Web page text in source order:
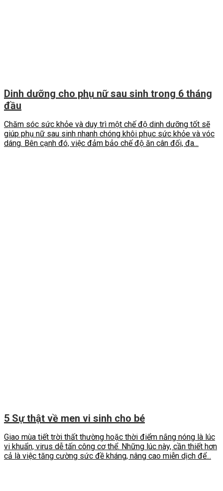
Dinh dưỡng cho phụ nữ sau sinh trong 6 tháng
đầu
Chăm sóc sức khỏe và duy trì một chế độ dinh dưỡng tốt sẽ
giúp phụ nữ sau sinh nhanh chóng khôi phục sức khỏe và vóc
dáng. Bên cạnh đó, việc đảm bảo chế độ ăn cân đối, đa...
5 Sự thật về men vi sinh cho bé
Giao mùa tiết trời thất thường hoặc thời điểm nắng nóng là lúc
vi khuẩn, virus dễ tấn công cơ thể. Những lúc này, cần thiết hơn
cả là việc tăng cường sức đề kháng, nâng cao miễn dịch để...